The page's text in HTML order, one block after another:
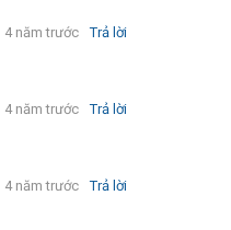
4 năm trước
Trả lời
4 năm trước
Trả lời
4 năm trước
Trả lời